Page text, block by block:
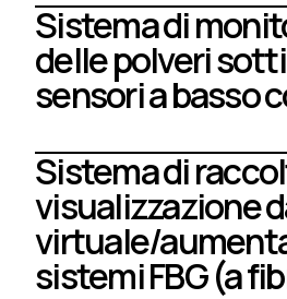
Sistema di
delle polveri
sensori a basso
Sistema di
visualizzazione
virtuale/
sistemi FBG (a